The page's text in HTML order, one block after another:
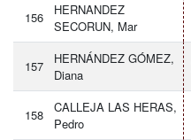
156
HERNANDEZ
SECORUN, Mar
157
HERNÁNDEZ GÓMEZ,
Diana
158
CALLEJA LAS HERAS,
Pedro